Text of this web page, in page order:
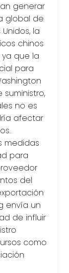
generar
global de
la
chinos
que la
para
no es
afectar
medidas
para
del
envía un
de influir
como